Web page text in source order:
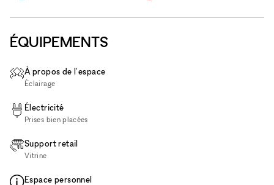
ÉQUIPEMENTS
À propos de l'espace
Éclairage
Électricité
Prises bien placées
Support retail
Vitrine
Espace personnel